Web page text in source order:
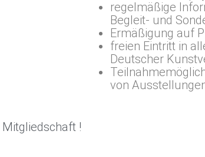
regelmäßige
Begleit- und
Ermäßigung auf
freien Eintritt in
Deutscher
von
!